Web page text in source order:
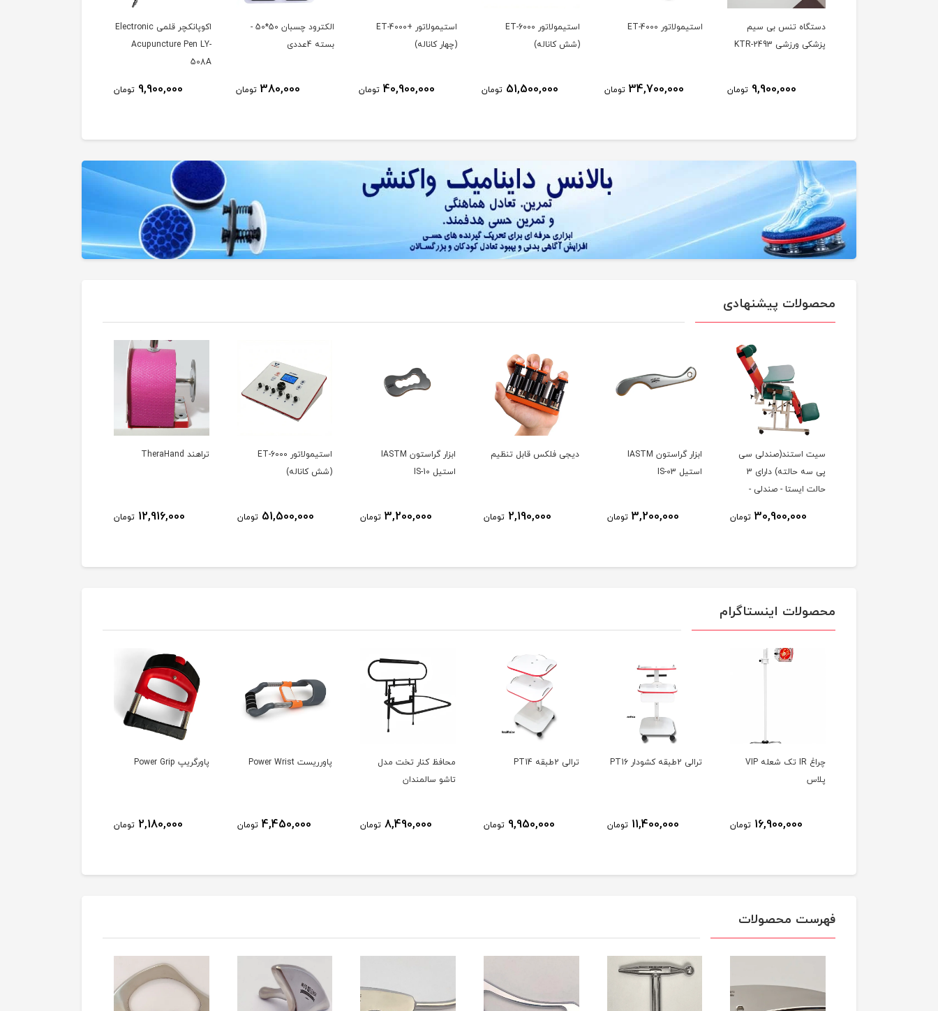
دستگاه تنس بی سیم
پزشکی ورزشی KTR-2493
9,900,000 تومان
استیمولاتور ET-4000
34,700,000 تومان
استیمولاتور ET-6000
(شش کاناله)
51,500,000 تومان
استیمولاتور +ET-4000
(چهار کاناله)
40,900,000 تومان
الکترود چسبان 50*50 -
بسته 4عددی
380,000 تومان
اکوپانکچر قلمی Electronic
Acupuncture Pen LY-
508A
9,900,000 تومان
محصولات پیشنهادی
سیت استند(صندلی سی
پی سه حالته) دارای 3
حالت ایستا - صندلی -
30,900,000 تومان
ابزار گراستون IASTM
استیل IS-03
3,200,000 تومان
دیجی فلکس قابل تنظیم
2,190,000 تومان
ابزار گراستون IASTM
استیل IS-10
3,200,000 تومان
استیمولاتور ET-6000
(شش کاناله)
51,500,000 تومان
تراهند TheraHand
12,916,000 تومان
محصولات اینستاگرام
چراغ IR تک شعله VIP
پلاس
16,900,000 تومان
ترالی 2طبقه کشودار PT16
11,400,000 تومان
ترالی 2طبقه PT14
9,950,000 تومان
محافظ کنار تخت مدل
تاشو سالمندان
8,490,000 تومان
پاورریست Power Wrist
4,450,000 تومان
پاورگریپ Power Grip
2,180,000 تومان
فهرست محصولات